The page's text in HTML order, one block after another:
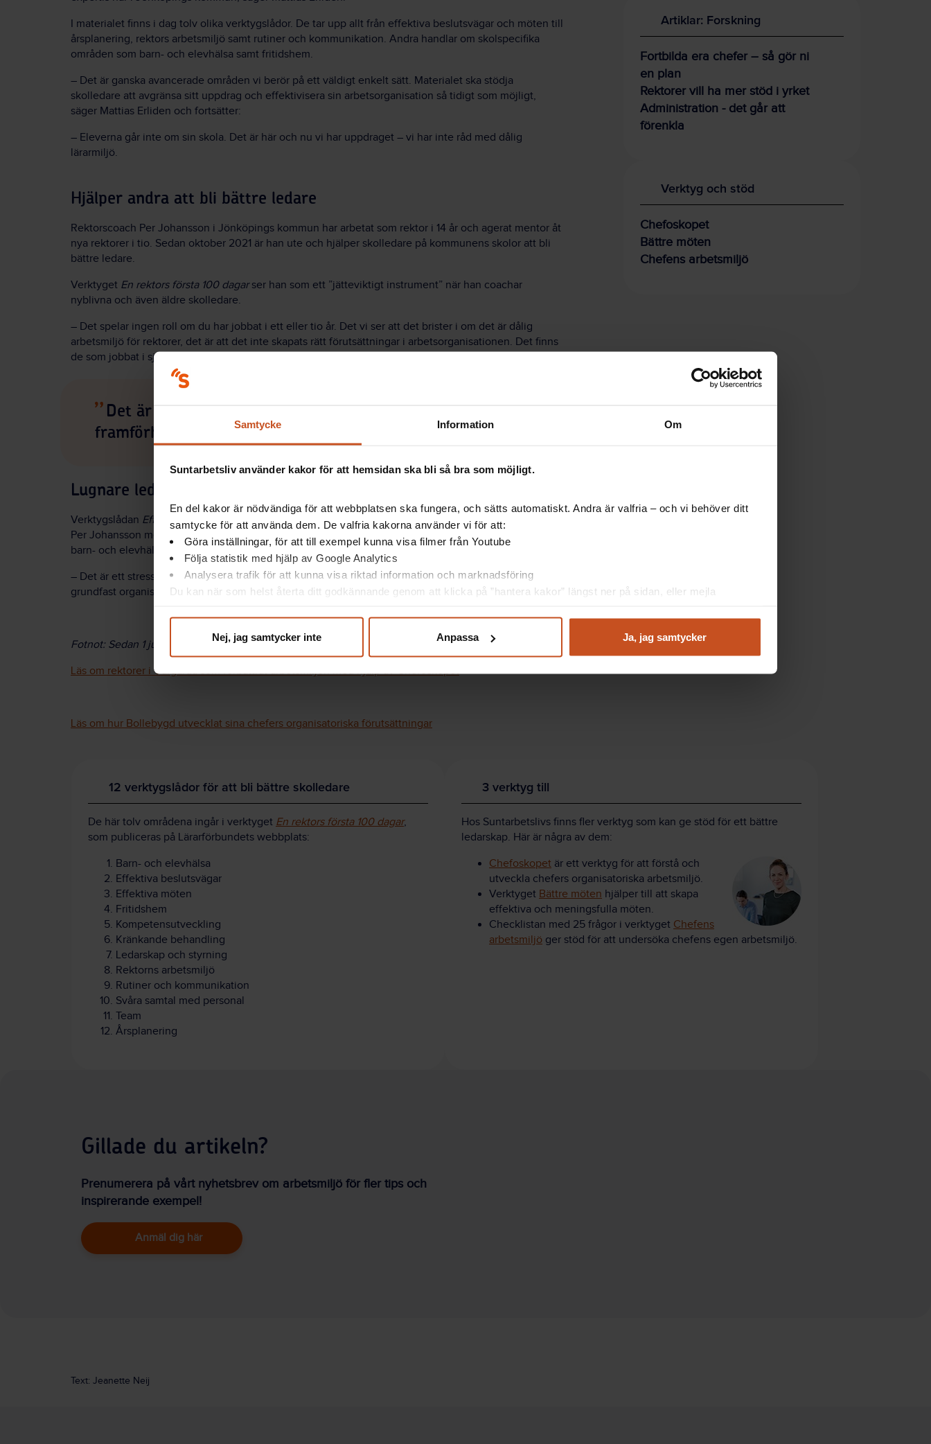
Samtycke Information Om
Suntarbetsliv använder kakor för att hemsidan ska bli så bra som möjligt.
En del kakor är nödvändiga för att webbplatsen ska fungera, och sätts automatiskt. Andra är valfria – och vi behöver ditt
samtycke för att använda dem. De valfria kakorna använder vi för att:
Göra inställningar, för att till exempel kunna visa filmer från Youtube
Följa statistik med hjälp av Google Analytics
Analysera trafik för att kunna visa riktad information och marknadsföring
Du kan när som helst återta ditt godkännande genom att klicka på ”hantera kakor” längst ner på sidan, eller mejla
Nej, jag samtycker inte Anpassa Ja, jag samtycker
I materialet finns i dag tolv olika verktygslådor. De tar upp allt från effektiva beslutsvägar och möten till
årsplanering, rektors arbetsmiljö samt rutiner och kommunikation. Andra handlar om skolspecifika
områden som barn- och elevhälsa samt fritidshem.
– Det är ganska avancerade områden vi berör på ett väldigt enkelt sätt. Materialet ska stödja
skolledare att avgränsa sitt uppdrag och effektivisera sin arbetsorganisation så tidigt som möjligt,
säger Mattias Erliden och fortsätter:
– Eleverna går inte om sin skola. Det är här och nu vi har uppdraget – vi har inte råd med dålig
lärarmiljö.
Hjälper andra att bli bättre ledare
Rektorscoach Per Johansson i Jönköpings kommun har arbetat som rektor i 14 år och agerat mentor åt
nya rektorer i tio. Sedan oktober 2021 är han ute och hjälper skolledare på kommunens skolor att bli
bättre ledare.
Verktyget En rektors första 100 dagarser han som ett ”jätteviktigt instrument” när han coachar
nyblivna och även äldre skolledare.
– Det spelar ingen roll om du har jobbat i ett eller tio år. Det vi ser att det brister i om det är dålig
arbetsmiljö för rektorer, det är att det inte skapats rätt förutsättningar i arbetsorganisationen. Det finns
de som jobbat i sju-åtta år som rektor men sliter som djur för att det inte är på plats, säger han.
Det är ett stressigt jobb att vara rektor men med god
framförhållning skapar du ett lugn.
Lugnare ledarskap med struktur och årshjul
Verktygslådan Effektiva möten är efterfrågad, med råd och mallar kring mötesstruktur och mötestyper.
Per Johansson menar att många lägger för mycket energi på möten. Ett annat efterfrågat ämne gäller
barn- och elevhälsa, där strukturen ofta haltar.
– Det är ett stressigt jobb att vara rektor men med god framförhållning via exempelvis årshjul, en
grundfast organisation och tydliga strukturer skapar du ett lugn, säger Per Johansson.
Fotnot: Sedan 1 juli 2019 benämns förskolechefer rektor och går statligt rektorsprogram.
Läs om rektorer i Vårgårda som förbättrat arbetsmiljön med hjälp av Chefoskopet
Läs om hur Bollebygd utvecklat sina chefers organisatoriska förutsättningar
Artiklar: Forskning
Fortbilda era chefer – så gör ni
en plan
Rektorer vill ha mer stöd i yrket
Administration - det går att
förenkla
Verktyg och stöd
Chefoskopet
Bättre möten
Chefens arbetsmiljö
12 verktygslådor för att bli bättre skolledare
De här tolv områdena ingår i verktyget En rektors första 100 dagar,
som publiceras på Lärarförbundets webbplats:
Barn- och elevhälsa
Effektiva beslutsvägar
Effektiva möten
Fritidshem
Kompetensutveckling
Kränkande behandling
Ledarskap och styrning
Rektorns arbetsmiljö
Rutiner och kommunikation
Svåra samtal med personal
Team
Årsplanering
3 verktyg till
Hos Suntarbetslivs finns fler verktyg som kan ge stöd för ett bättre
ledarskap. Här är några av dem:
Chefoskopet är ett verktyg för att förstå och
utveckla chefers organisatoriska arbetsmiljö.
Verktyget Bättre möten hjälper till att skapa
effektiva och meningsfulla möten.
Checklistan med 25 frågor i verktyget Chefens
arbetsmiljö ger stöd för att undersöka chefens egen arbetsmiljö.
Gillade du artikeln?
Prenumerera på vårt nyhetsbrev om arbetsmiljö för fler tips och
inspirerande exempel!
Anmäl dig här
Text: Jeanette Neij